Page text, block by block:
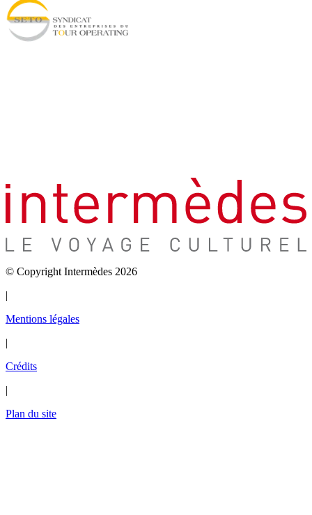
© Copyright Intermèdes 2026
|
Mentions légales
|
Crédits
|
Plan du site